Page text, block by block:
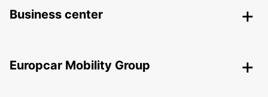
Business center
Europcar Mobility Group